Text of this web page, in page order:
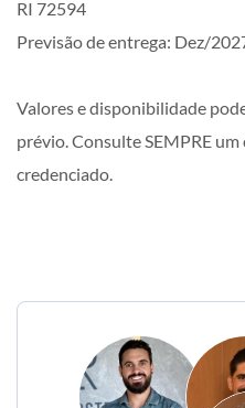
RI 72594
Previsão de entrega: Dez/
Valores e disponibilidade
prévio. Consulte SEMPRE
credenciado.